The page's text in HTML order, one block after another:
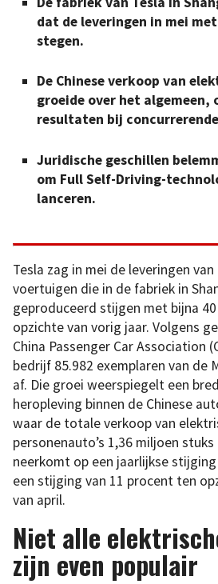
dat de leveringen in mei
stegen.
De Chinese verkoop van
groeide over het algemeen,
resultaten bij
Juridische geschillen
om Full Self-Driving-
lanceren.
Tesla zag in mei de leveringen
voertuigen die in de fabriek in
geproduceerd stijgen met bijna
opzichte van vorig jaar. Volgens
China Passenger Car Association
bedrijf 85.982 exemplaren van de
af. Die groei weerspiegelt een
heropleving binnen de Chinese
waar de totale verkoop van
personenauto’s 1,36 miljoen
neerkomt op een jaarlijkse
een stijging van 11 procent ten
van april.
Niet alle
zijn even populair